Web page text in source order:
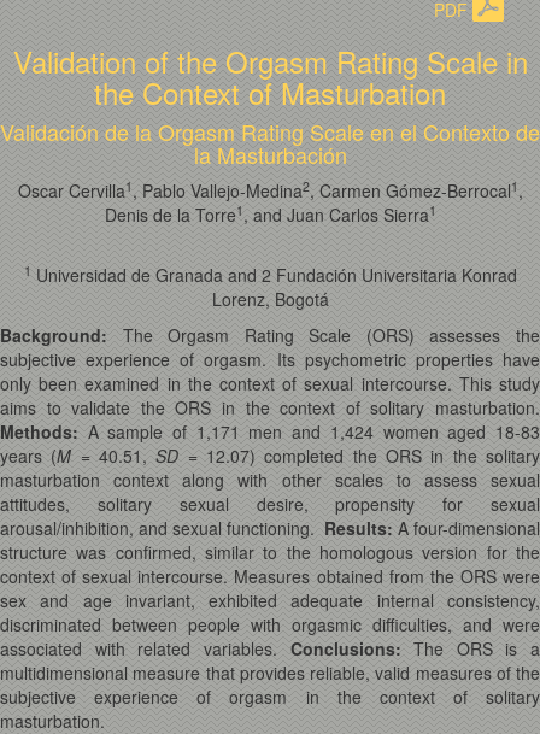
PDF
Validation of the Orgasm Rating Scale in
the Context of Masturbation
Validación de la Orgasm Rating Scale en el Contexto de
la Masturbación
Oscar Cervilla1 , Pablo Vallejo-Medina2, Carmen Gómez-Berrocal1 ,
Denis de la Torre1 , and Juan Carlos Sierra1
1 Universidad de Granada and 2 Fundación Universitaria Konrad
Lorenz, Bogotá
Background: The Orgasm Rating Scale (ORS) assesses the
subjective experience of orgasm. Its psychometric properties have
only been examined in the context of sexual intercourse. This study
aims to validate the ORS in the context of solitary masturbation.
Methods: A sample of 1,171 men and 1,424 women aged 18-83
years (M = 40.51,SD = 12.07) completed the ORS in the solitary
masturbation context along with other scales to assess sexual
attitudes, solitary sexual desire, propensity for sexual
arousal/inhibition, and sexual functioning. Results: A four-dimensional
structure was confirmed, similar to the homologous version for the
context of sexual intercourse. Measures obtained from the ORS were
sex and age invariant, exhibited adequate internal consistency,
discriminated between people with orgasmic difficulties, and were
associated with related variables. Conclusions: The ORS is a
multidimensional measure that provides reliable, valid measures of the
subjective experience of orgasm in the context of solitary
masturbation.